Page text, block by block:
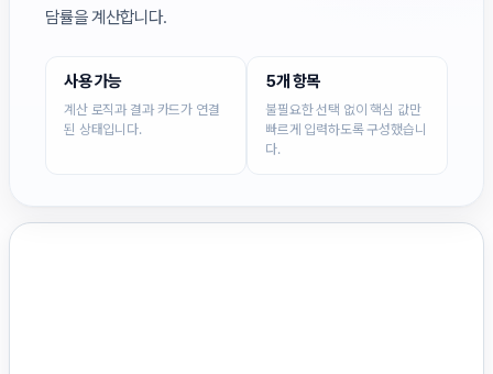
담률을 계산합니다.
사용 가능
계산 로직과 결과 카드가 연결
된 상태입니다.
5개 항목
불필요한 선택 없이 핵심 값만
빠르게 입력하도록 구성했습니
다.